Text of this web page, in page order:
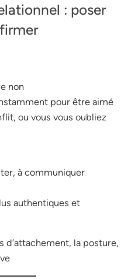
: poser
non
pour être aimé
ou vous vous oubliez
à communiquer
authentiques et
d’attachement, la posture,